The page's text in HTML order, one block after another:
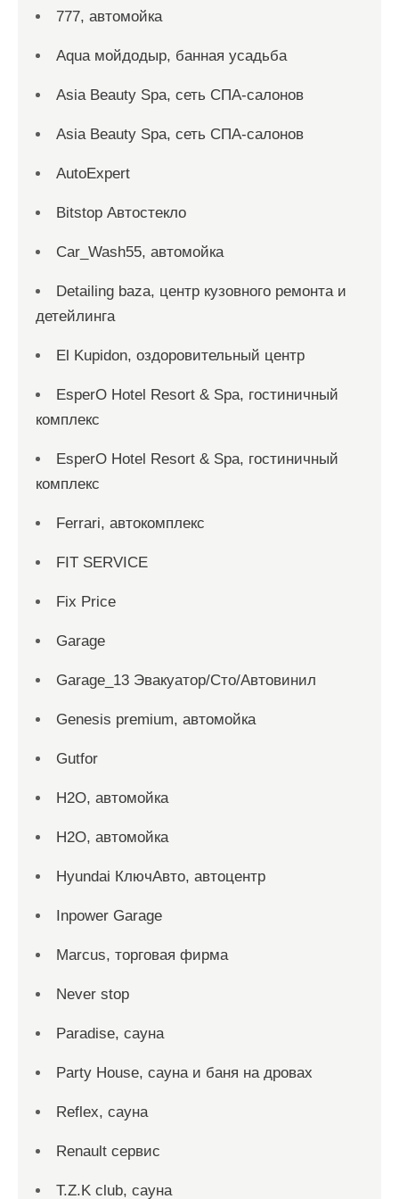
777, автомойка
Aqua мойдодыр, банная усадьба
Asia Beauty Spa, сеть СПА-салонов
Asia Beauty Spa, сеть СПА-салонов
AutoExpert
Bitstop Автостекло
Car_Wash55, автомойка
Detailing baza, центр кузовного ремонта и
детейлинга
El Kupidon, оздоровительный центр
EsperO Hotel Resort & Spa, гостиничный
комплекс
EsperO Hotel Resort & Spa, гостиничный
комплекс
Ferrari, автокомплекс
FIT SERVICE
Fix Price
Garage
Garage_13 Эвакуатор/Сто/Автовинил
Genesis premium, автомойка
Gutfor
H2O, автомойка
H2O, автомойка
Hyundai КлючАвто, автоцентр
Inpower Garage
Marcus, торговая фирма
Never stop
Paradise, сауна
Party House, сауна и баня на дровах
Reflex, сауна
Renault сервис
T.Z.K club, сауна